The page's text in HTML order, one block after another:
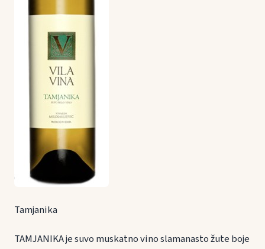
Tamjanika
TAMJANIKA je suvo muskatno vino slamanasto žute boje